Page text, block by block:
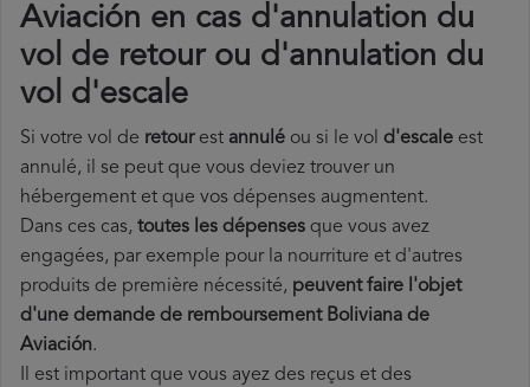
Aviación en cas d'annulation du
vol de retour ou d'annulation du
vol d'escale
Si votre vol de retourest annulé ou si le vol d'escale est
annulé, il se peut que vous deviez trouver un
hébergement et que vos dépenses augmentent.
Dans ces cas, toutes les dépenses que vous avez
engagées, par exemple pour la nourriture et d'autres
produits de première nécessité, peuvent faire l'objet
d'une demande de remboursement Boliviana de
Aviación.
Il est important que vous ayez des reçus et des